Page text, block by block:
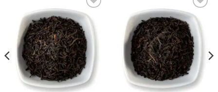
Add to
Wishlist
Add to
Wishlist